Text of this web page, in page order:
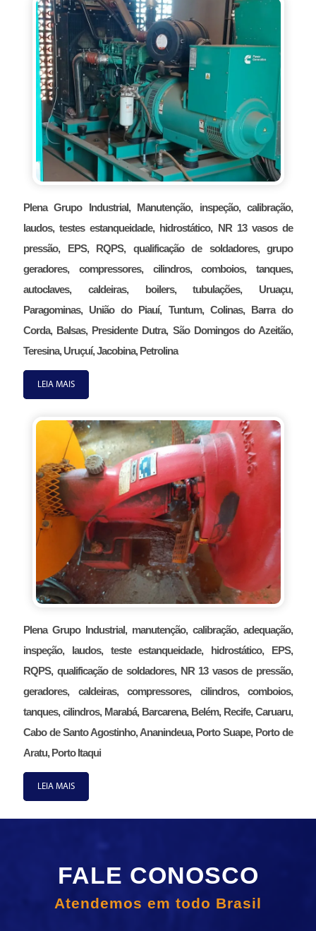
Plena Grupo Industrial, Manutenção, inspeção, calibração,
laudos, testes estanqueidade, hidrostático, NR 13 vasos de
pressão, EPS, RQPS, qualificação de soldadores, grupo
geradores, compressores, cilindros, comboios, tanques,
autoclaves, caldeiras, boilers, tubulações, Uruaçu,
Paragominas, União do Piauí, Tuntum, Colinas, Barra do
Corda, Balsas, Presidente Dutra, São Domingos do Azeitão,
Teresina, Uruçuí, Jacobina, Petrolina
LEIA MAIS
Plena Grupo Industrial, manutenção, calibração, adequação,
inspeção, laudos, teste estanqueidade, hidrostático, EPS,
RQPS, qualificação de soldadores, NR 13 vasos de pressão,
geradores, caldeiras, compressores, cilindros, comboios,
tanques, cilindros, Marabá, Barcarena, Belém, Recife, Caruaru,
Cabo de Santo Agostinho, Ananindeua, Porto Suape, Porto de
Aratu, Porto Itaqui
LEIA MAIS
FALE CONOSCO
Atendemos em todo Brasil